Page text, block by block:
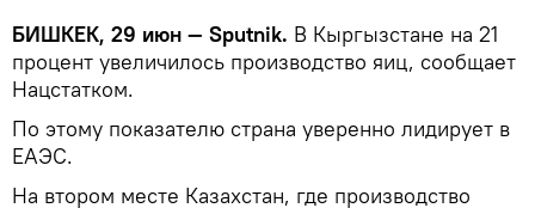
БИШКЕК, 29 июн — Sputnik. В Кыргызстане на 21
процент увеличилось производство яиц, сообщает
Нацстатком.
По этому показателю страна уверенно лидирует в
ЕАЭС.
На втором месте Казахстан, где производство